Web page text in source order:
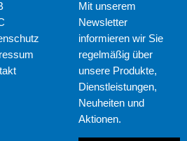
Mit unserem
Newsletter
informieren wir Sie
regelmäßig über
unsere Produkte,
Dienstleistungen,
Neuheiten und
Aktionen.